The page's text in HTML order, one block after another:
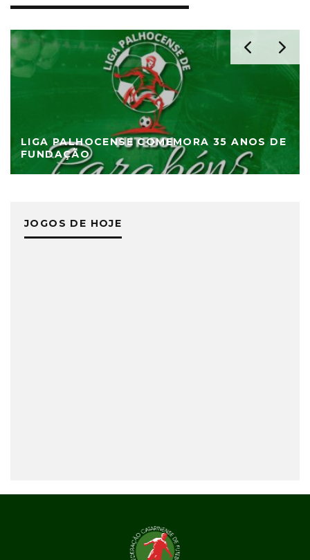
LIGA PALHOCENSE COMEMORA 35 ANOS DE
FUNDAÇÃO
JOGOS DE HOJE